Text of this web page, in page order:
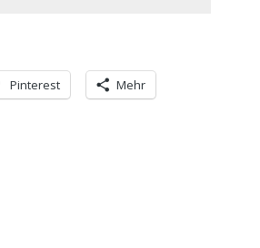
Pinterest Mehr